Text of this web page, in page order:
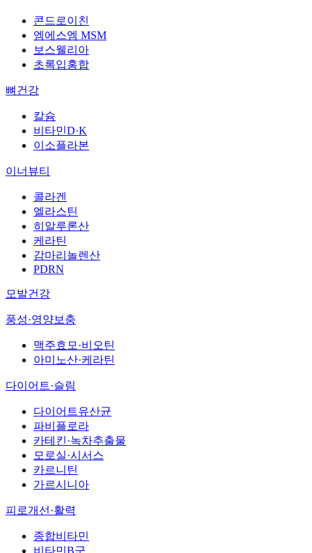
콘드로이친
엠에스엠 MSM
보스웰리아
초록입홍합
뼈건강
칼슘
비타민D·K
이소플라본
이너뷰티
콜라겐
엘라스틴
히알루론산
케라틴
감마리놀렌산
PDRN
모발건강
풍성·영양보충
맥주효모·비오틴
아미노산·케라틴
다이어트·슬림
다이어트유산균
파비플로라
카테킨·녹차추출물
모로실·시서스
카르니틴
가르시니아
피로개선·활력
종합비타민
비타민B군